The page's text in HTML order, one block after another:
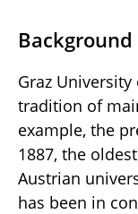
Background
Graz
tradition of
example, the
1887, the
Austrian
has been in